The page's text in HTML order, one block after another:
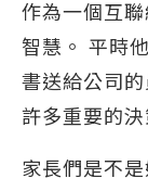
作為一個互
智慧。 平時
書送給公司
許多重要的決
家長們是不